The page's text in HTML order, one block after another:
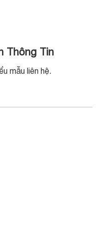
Thông Tin
mẫu liên hệ.